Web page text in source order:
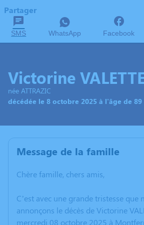
Partager
SMS WhatsApp Facebook
Victorine
née ATTRAZIC
décédée le 8 octobre 2025 à l'âge de 89
Message de la famille
Chère famille, chers amis,
C’est avec une grande tristesse que
annonçons le décès de Victorine
mercredi 08 octobre 2025 à